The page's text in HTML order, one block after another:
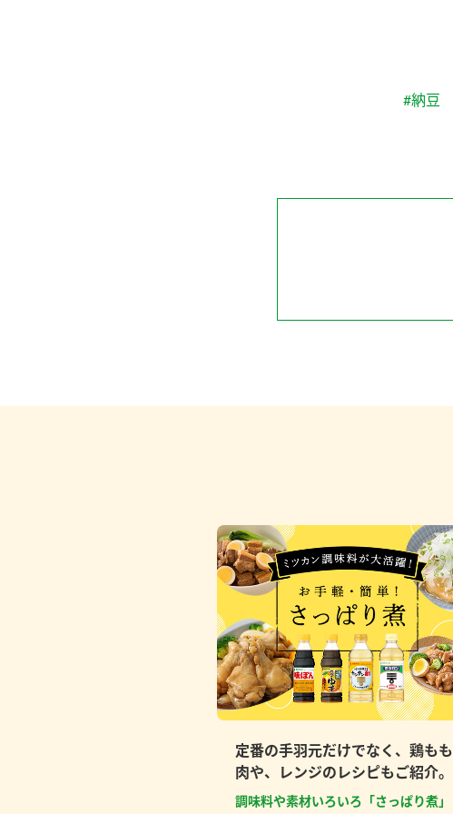
#納豆
定番の手羽元だけでなく、鶏もも
肉や、レンジのレシピもご紹介。
調味料や素材いろいろ「さっぱり煮」